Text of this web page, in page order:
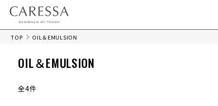
TOP OIL＆EMULSION
OIL＆EMULSION
全4件